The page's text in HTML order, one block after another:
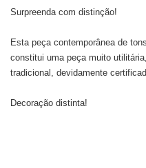
Surpreenda com distinção!
Esta peça contemporânea de
constitui uma peça muito
tradicional, devidamente
​Decoração distinta!